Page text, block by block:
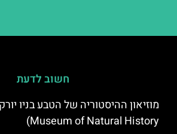
חשוב לדעת
Museum of Natural History)